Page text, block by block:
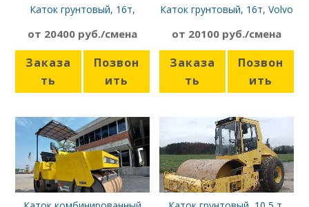
Каток грунтовый, 16т,
от 20400 руб./смена
Заказа
ть
Позвон
ить
Каток грунтовый, 16т, Volvo
от 20100 руб./смена
Заказа
ть
Позвон
ить